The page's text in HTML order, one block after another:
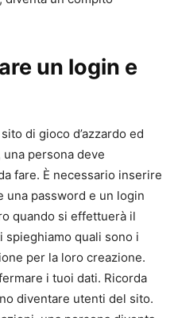
un login e
di gioco d’azzardo ed
una persona deve
fare. È necessario inserire
una password e un login
quando si effettuerà il
spieghiamo quali sono i
per la loro creazione.
i tuoi dati. Ricorda
diventare utenti del sito.